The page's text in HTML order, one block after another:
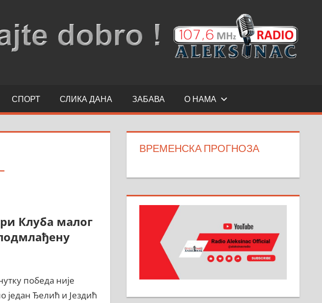
СПОРТ СЛИКА ДАНА ЗАБАВА О НАМА
Клуба малог
победа није
један Ђелић и Јездић
ВРЕМЕНСКА ПРОГНОЗА